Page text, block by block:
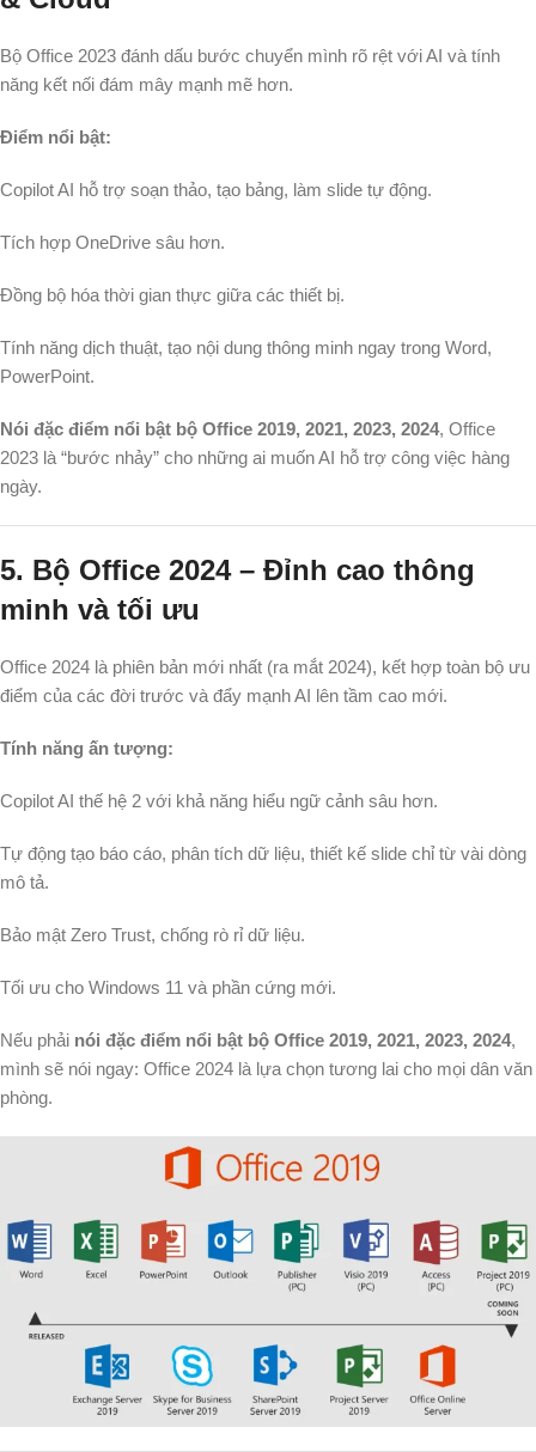
Bộ Office 2023 đánh dấu bước chuyển mình rõ rệt với AI và tính
năng kết nối đám mây mạnh mẽ hơn.
Điểm nổi bật:
Copilot AI hỗ trợ soạn thảo, tạo bảng, làm slide tự động.
Tích hợp OneDrive sâu hơn.
Đồng bộ hóa thời gian thực giữa các thiết bị.
Tính năng dịch thuật, tạo nội dung thông minh ngay trong Word,
PowerPoint.
Nói đặc điểm nổi bật bộ Office 2019, 2021, 2023, 2024, Office
2023 là “bước nhảy” cho những ai muốn AI hỗ trợ công việc hàng
ngày.
5. Bộ Office 2024 – Đỉnh cao thông
minh và tối ưu
Office 2024 là phiên bản mới nhất (ra mắt 2024), kết hợp toàn bộ ưu
điểm của các đời trước và đẩy mạnh AI lên tầm cao mới.
Tính năng ấn tượng:
Copilot AI thế hệ 2 với khả năng hiểu ngữ cảnh sâu hơn.
Tự động tạo báo cáo, phân tích dữ liệu, thiết kế slide chỉ từ vài dòng
mô tả.
Bảo mật Zero Trust, chống rò rỉ dữ liệu.
Tối ưu cho Windows 11 và phần cứng mới.
Nếu phải nói đặc điểm nổi bật bộ Office 2019, 2021, 2023, 2024,
mình sẽ nói ngay: Office 2024 là lựa chọn tương lai cho mọi dân văn
phòng.